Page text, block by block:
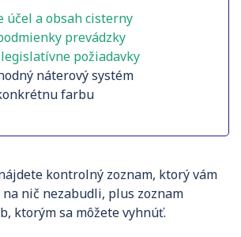
účel a obsah cisterny
prevádzky
požiadavky
náterový systém
farbu
kontrolný zoznam, ktorý vám
na nič nezabudli, plus zoznam
ktorým sa môžete vyhnúť.